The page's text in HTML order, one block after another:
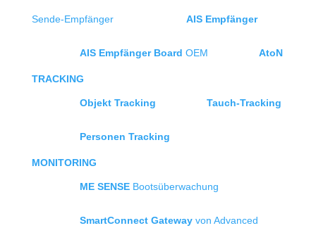
Sende-Empfänger AIS Empfänger
AIS Empfänger Board OEM AtoN
TRACKING
Objekt Tracking Tauch-Tracking
Personen Tracking
MONITORING
ME SENSEBootsüberwachung
SmartConnect Gatewayvon Advanced